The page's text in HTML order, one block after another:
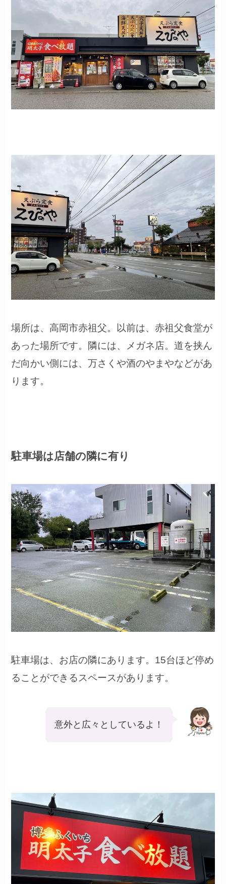
場所は、高岡市赤祖父。以前は、赤祖父食堂が
あった場所です。隣には、メガネ店。道を挟ん
だ向かい側には、万さくや酒のやまやなどがあ
ります。
駐車場は店舗の隣に有り
駐車場は、お店の隣にあります。15台ほど停め
ることができるスペースがあります。
意外と広々としているよ！